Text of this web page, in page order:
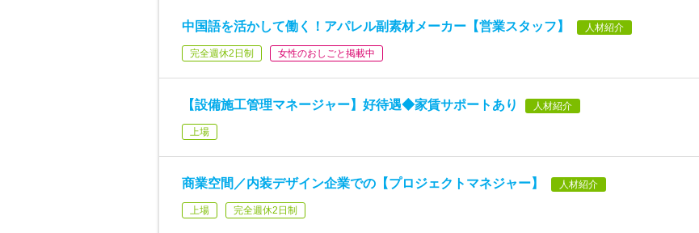
中国語を活かして働く！アパレル副素材メーカー【営業スタッフ】 人材紹介
完全週休2日制 女性のおしごと掲載中
【設備施工管理マネージャー】好待遇◆家賃サポートあり 人材紹介
上場
商業空間／内装デザイン企業での【プロジェクトマネジャー】 人材紹介
上場 完全週休2日制